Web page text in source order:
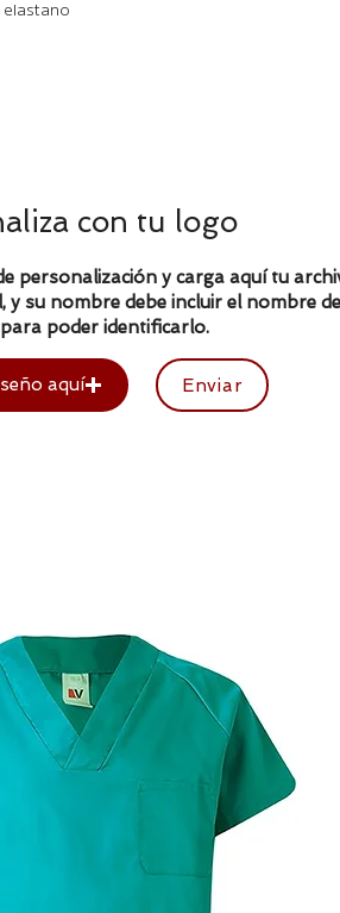
con tu logo
personalización y carga aquí tu
y su nombre debe incluir el nombre
poder identificarlo.
aquí Enviar